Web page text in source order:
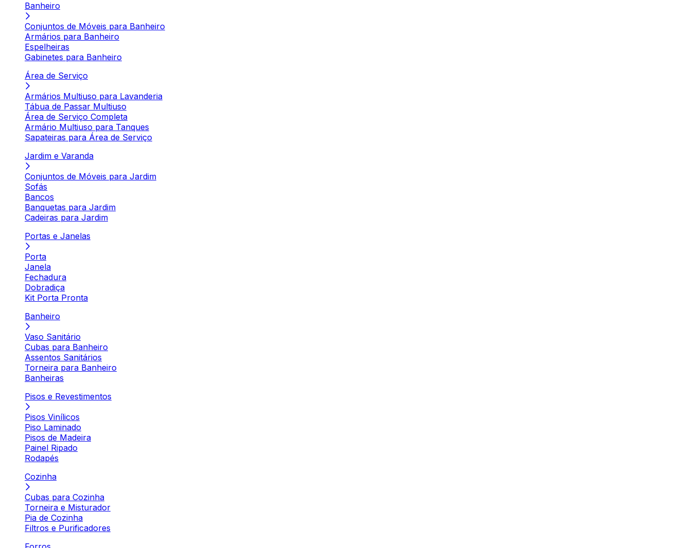
Banheiro
Conjuntos de Móveis para Banheiro
Armários para Banheiro
Espelheiras
Gabinetes para Banheiro
Área de Serviço
Armários Multiuso para Lavanderia
Tábua de Passar Multiuso
Área de Serviço Completa
Armário Multiuso para Tanques
Sapateiras para Área de Serviço
Jardim e Varanda
Conjuntos de Móveis para Jardim
Sofás
Bancos
Banquetas para Jardim
Cadeiras para Jardim
Portas e Janelas
Porta
Janela
Fechadura
Dobradiça
Kit Porta Pronta
Banheiro
Vaso Sanitário
Cubas para Banheiro
Assentos Sanitários
Torneira para Banheiro
Banheiras
Pisos e Revestimentos
Pisos Vinílicos
Piso Laminado
Pisos de Madeira
Painel Ripado
Rodapés
Cozinha
Cubas para Cozinha
Torneira e Misturador
Pia de Cozinha
Filtros e Purificadores